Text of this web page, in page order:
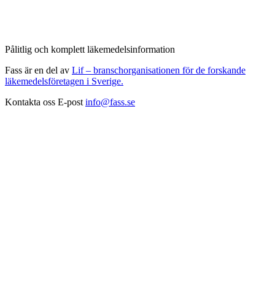
Pålitlig och komplett läkemedelsinformation
Fass är en del av Lif – branschorganisationen för de forskande
läkemedelsföretagen i Sverige.
Kontakta oss E-post info@fass.se